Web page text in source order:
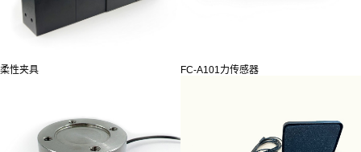
柔性夹具 FC-A101力传感器